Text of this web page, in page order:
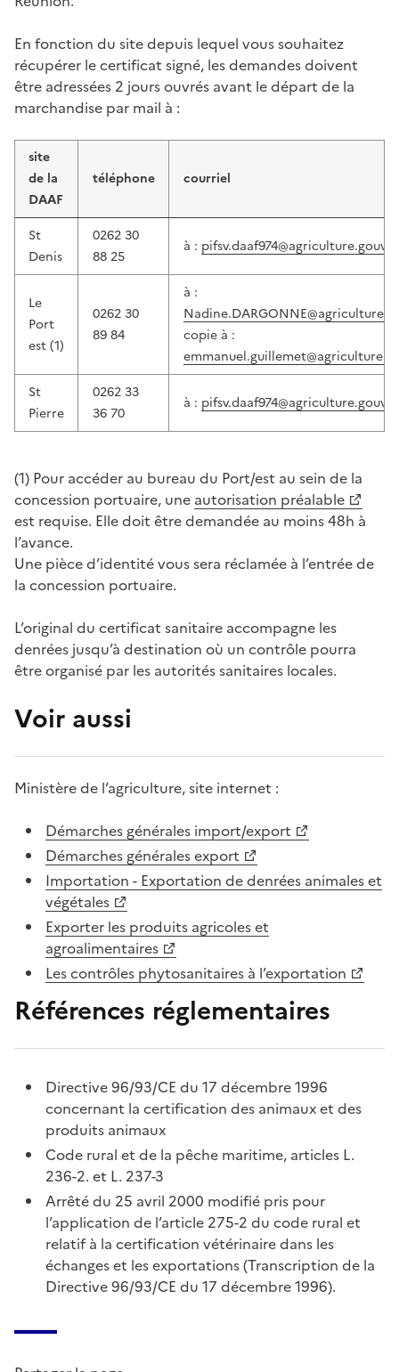
En fonction du site depuis lequel vous souhaitez
récupérer le certificat signé, les demandes doivent
être adressées 2 jours ouvrés avant le départ de la
marchandise par mail à :
site
de la
DAAF
téléphone courriel
St
Denis
0262 30
88 25
à : pifsv.daaf974@agriculture.gouv.fr
Le
Port
est (1)
0262 30
89 84
à :
copie à :
St
Pierre
0262 33
36 70
à : pifsv.daaf974@agriculture.gouv.fr
(1) Pour accéder au bureau du Port/est au sein de la
concession portuaire, une autorisation préalable
est requise. Elle doit être demandée au moins 48h à
l’avance.
Une pièce d’identité vous sera réclamée à l’entrée de
la concession portuaire.
L’original du certificat sanitaire accompagne les
denrées jusqu’à destination où un contrôle pourra
être organisé par les autorités sanitaires locales.
Voir aussi
Ministère de l’agriculture, site internet :
Démarches générales import/export
Démarches générales export
Importation - Exportation de denrées animales et
végétales
Exporter les produits agricoles et
agroalimentaires
Les contrôles phytosanitaires à l’exportation
Références réglementaires
Directive 96/93/CE du 17 décembre 1996
concernant la certification des animaux et des
produits animaux
Code rural et de la pêche maritime, articles L.
236-2. et L. 237-3
Arrêté du 25 avril 2000 modifié pris pour
l’application de l’article 275-2 du code rural et
relatif à la certification vétérinaire dans les
échanges et les exportations (Transcription de la
Directive 96/93/CE du 17 décembre 1996).